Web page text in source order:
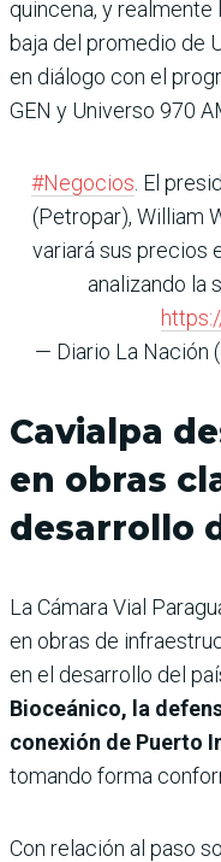
quincena, y
baja del promedio de
en diálogo con el
GEN y Universo 970
#Negocios . El
(Petropar), William
variará sus precios
analizando la
— Diario La Nación
Cavialpa
en obras
desarrollo
La Cámara Vial
en obras de
en el desarrollo del
Bioceánico, la
conexión de Puerto
tomando forma
Con relación al paso